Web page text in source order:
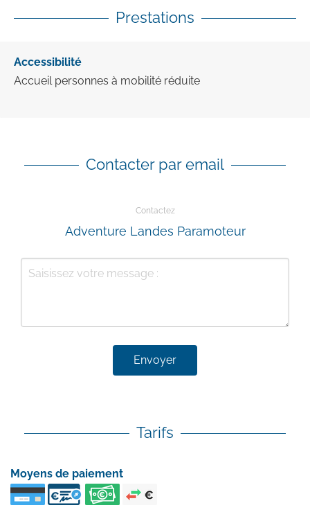
Prestations
Accessibilité
Accueil personnes à mobilité réduite
Contacter par email
Contactez
Adventure Landes Paramoteur
Envoyer
Tarifs
Moyens de paiement